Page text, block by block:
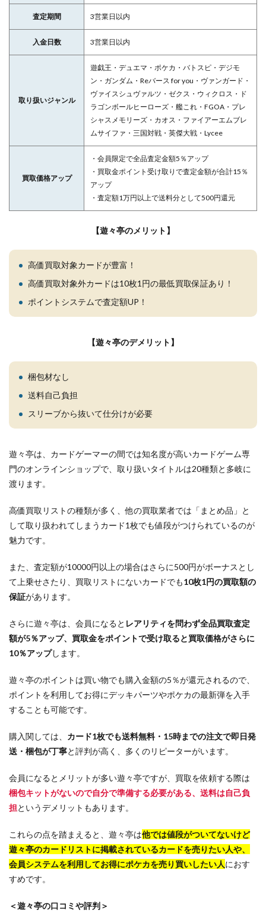
査定期間 3営業日以内
入金日数 3営業日以内
取り扱いジャンル
遊戯王・デュエマ・ポケカ・バトスピ・デジモ
ン・ガンダム・Reバース for you・ヴァンガード・
ヴァイスシュヴァルツ・ゼクス・ウィクロス・ド
ラゴンボールヒーローズ・艦これ・FGOA・プレ
シャスメモリーズ・カオス・ファイアーエムブレ
ムサイファ・三国対戦・英傑大戦・Lycee
買取価格アップ
・会員限定で全品査定金額5％アップ
・買取金ポイント受け取りで査定金額が合計15％
アップ
・査定額1万円以上で送料分として500円還元
【遊々亭のメリット】
高価買取対象カードが豊富！
高価買取対象外カードは10枚1円の最低買取保証あり！
ポイントシステムで査定額UP！
【遊々亭のデメリット】
梱包材なし
送料自己負担
スリーブから抜いて仕分けが必要
遊々亭は、カードゲーマーの間では知名度が高いカードゲーム専
門のオンラインショップで、取り扱いタイトルは20種類と多岐に
渡ります。
高価買取リストの種類が多く、他の買取業者では「まとめ品」と
して取り扱われてしまうカード1枚でも値段がつけられているのが
魅力です。
また、査定額が10000円以上の場合はさらに500円がボーナスとし
て上乗せさたり、買取リストにないカードでも10枚1円の買取額の
保証があります。
さらに遊々亭は、会員になると レアリティを問わず全品買取査定
額が5％アップ、買取金をポイントで受け取ると買取価格がさらに
10％アップします。
遊々亭のポイントは買い物でも購入金額の5％が還元されるので、
ポイントを利用してお得にデッキパーツやポケカの最新弾を入手
することも可能です。
購入関しては、 カード1枚でも送料無料・15時までの注文で即日発
送・梱包が丁寧と評判が高く、多くのリピーターがいます。
会員になるとメリットが多い遊々亭ですが、買取を依頼する際は
梱包キットがないので自分で準備する必要がある、送料は自己負
担というデメリットもあります。
これらの点を踏まえると、遊々亭は他では値段がついてないけど
遊々亭のカードリストに掲載されているカードを売りたい人や、
会員システムを利用してお得にポケカを売り買いしたい人におす
すめです。
＜遊々亭の口コミや評判＞